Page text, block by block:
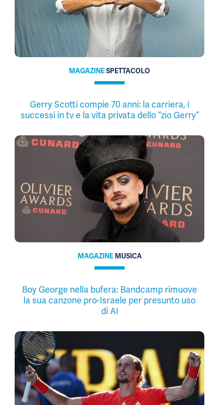
MAGAZINESPETTACOLO
Gerry Scotti compie 70 anni: la carriera, i
successi in tv e la vita privata dello “zio Gerry”
MAGAZINE MUSICA
Boy George nella bufera: Bandcamp rimuove
la sua canzone pro-Israele per presunto uso
di AI